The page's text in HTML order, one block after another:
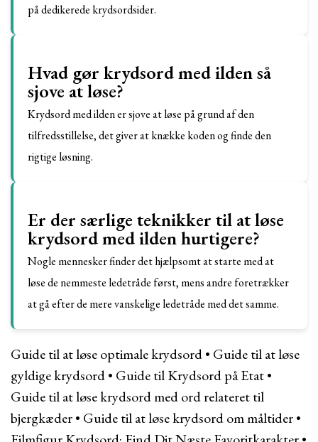
på dedikerede krydsordsider.
Hvad gør krydsord med ilden så
sjove at løse?
Krydsord med ilden er sjove at løse på grund af den
tilfredsstillelse, det giver at knække koden og finde den
rigtige løsning.
Er der særlige teknikker til at løse
krydsord med ilden hurtigere?
Nogle mennesker finder det hjælpsomt at starte med at
løse de nemmeste ledetråde først, mens andre foretrækker
at gå efter de mere vanskelige ledetråde med det samme.
Guide til at løse optimale krydsord• Guide til at løse
gyldige krydsord• Guide til Krydsord på Etat•
Guide til at løse krydsord med ord relateret til
bjergkæder• Guide til at løse krydsord om måltider•